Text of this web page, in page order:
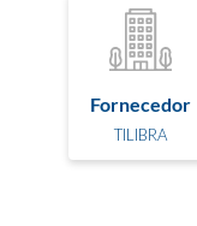
Fornecedor
TILIBRA